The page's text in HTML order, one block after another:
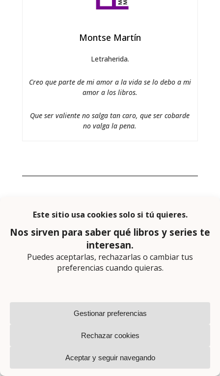
Montse Martín
Letraherida.
Creo que parte de mi amor a la vida se lo debo a mi
amor a los libros.
Que ser valiente no salga tan caro, que ser cobarde
no valga la pena.
Últimas reseñas
Reseña: La protegida (Rafael